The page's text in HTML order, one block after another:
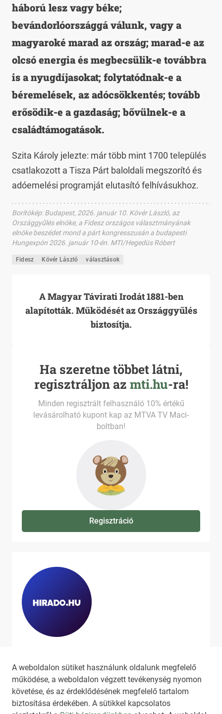
A weboldalon sütiket használunk oldalunk megfelelő
működése, a weboldalon végzett tevékenység nyomon
követése, és az érdeklődésének megfelelő tartalom
biztosítása érdekében. A sütikkel kapcsolatos
háború lesz vagy béke;
bevándorlóországgá válunk, vagy a
magyaroké marad az ország; marad-e az
olcsó energia és megbecsülik-e továbbra
is a nyugdíjasokat; folytatódnak-e a
béremelések, az adócsökkentés; tovább
erősödik-e a gazdaság; bővülnek-e a
családtámogatások.
Szita Károly jelezte: már több mint 1700 település
csatlakozott a Tisza Párt baloldali megszorító és
adóemelési programját elutasító felhívásukhoz.
Borítókép:Budapest, 2026. január 10. Kövér László, az
Országgyűlés elnöke, a Fidesz országos választmányának
elnöke beszédet mond a párt kongresszusán a budapesti
Hungexpón 2026. január 10-én. MTI/Hegedüs Róbert
Fidesz Kövér László választások
A Magyar Távirati Irodát 1881-ben
alapították. Működését az Országgyűlés
biztosítja.
Ha szeretne többet látni,
regisztráljon az mti.hu-ra!
Minden regisztrált felhasználó 10% értékű
levásárolható kupont kap az MTVA TV Maci-
boltban!
Regisztráció
látni, látogassa meg ahirado.hu
oldalát!